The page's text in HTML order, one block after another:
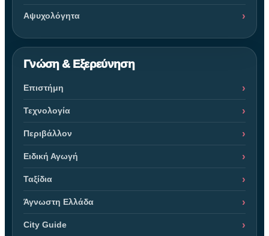
Αψυχολόγητα
Γνώση & Εξερεύνηση
Επιστήμη
Τεχνολογία
Περιβάλλον
Ειδική Αγωγή
Ταξίδια
Άγνωστη Ελλάδα
City Guide